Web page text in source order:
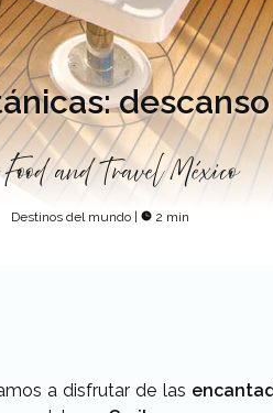
Food and Travel México
Destinos del mundo 2 min
a disfrutar de las